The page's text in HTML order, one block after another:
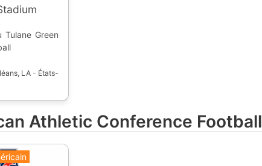
Tulane Green
LA - États-
Athletic Conference Football